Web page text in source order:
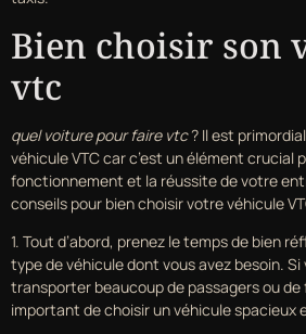
Bien choisir son
vtc
quel voiture pour faire vtc? Il est
véhicule VTC car c’est un élément crucial
fonctionnement et la réussite de votre
conseils pour bien choisir votre véhicule
1. Tout d’abord, prenez le temps de bien
type de véhicule dont vous avez besoin. Si
transporter beaucoup de passagers ou de
important de choisir un véhicule spacieux